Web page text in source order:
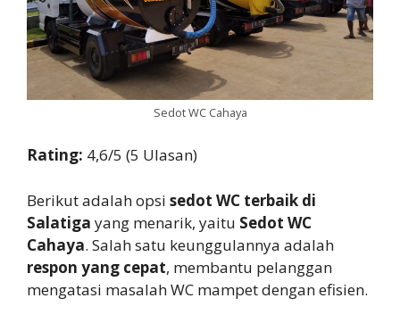
Sedot WC Cahaya
Rating: 4,6/5 (5 Ulasan)
Berikut adalah opsi sedot WC terbaik di
Salatiga yang menarik, yaitu Sedot WC
Cahaya. Salah satu keunggulannya adalah
respon yang cepat, membantu pelanggan
mengatasi masalah WC mampet dengan efisien.